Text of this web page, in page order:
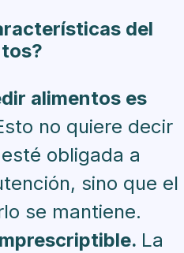
del
alimentos es
no quiere decir
obligada a
sino que el
se mantiene.
La